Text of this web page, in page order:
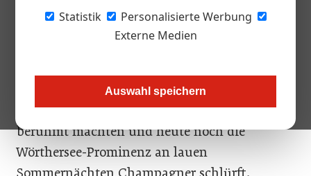
Statistik
Personalisierte Werbung
Externe Medien
Auswahl speichern
charismatisch und chillig“ – und kreierte ein Instagram-
taugliches Gastrokonzept.
Kirk Douglas, Omar Sharif und Ingrid
Bergman die Sommerfrische in Kärnten
berühmt machten und heute noch die
Wörthersee-Prominenz an lauen